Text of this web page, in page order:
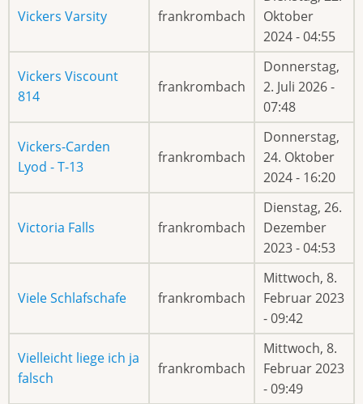
Vickers Varsity frankrombach
Oktober
2024 - 04:55
Vickers Viscount
814
frankrombach
Donnerstag,
2. Juli 2026 -
07:48
Vickers-Carden
Lyod - T-13
frankrombach
Donnerstag,
24. Oktober
2024 - 16:20
Victoria Falls frankrombach
Dienstag, 26.
Dezember
2023 - 04:53
Viele Schlafschafe frankrombach
Mittwoch, 8.
Februar 2023
- 09:42
Vielleicht liege ich ja
falsch
frankrombach
Mittwoch, 8.
Februar 2023
- 09:49